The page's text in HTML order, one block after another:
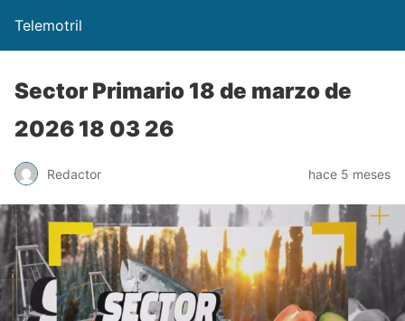
Telemotril
Sector Primario 18 de marzo de
2026 18 03 26
Redactor hace 5 meses